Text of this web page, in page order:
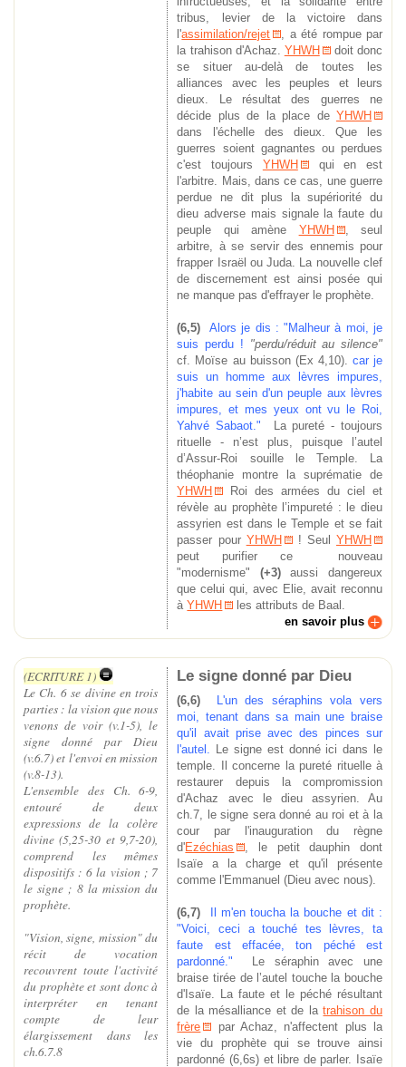
tribus, levier de la victoire dans
l'assimilation/rejet
, a été rompue par
la trahison d'Achaz. YHWH
doit donc
se situer au-delà de toutes les
alliances avec les peuples et leurs
dieux. Le résultat des guerres ne
décide plus de la place de YHWH
dans l'échelle des dieux. Que les
guerres soient gagnantes ou perdues
c'est toujours YHWH
qui en est
l'arbitre. Mais, dans ce cas, une guerre
perdue ne dit plus la supériorité du
dieu adverse mais signale la faute du
peuple qui amène YHWH
, seul
arbitre, à se servir des ennemis pour
frapper Israël ou Juda. La nouvelle clef
de discernement est ainsi posée qui
ne manque pas d'effrayer le prophète.
(6,5) Alors je dis : "Malheurà moi, je
suis perdu ! "perdu/réduit au silence"
cf. Moïse au buisson (Ex 4,10). car je
suis un homme aux lèvres impures,
j'habite au sein d'un peuple aux lèvres
impures, et mes yeux ont vu le Roi,
Yahvé Sabaot."
La pureté - toujours
rituelle - n’est plus, puisque l’autel
d’Assur-Roi souille le Temple. La
théophanie montre la suprématie de
YHWH
Roi des armées du ciel et
révèle au prophète l’impureté : le dieu
assyrien est dans le Temple et se fait
passer pour YHWH ! Seul YHWH
peut purifier ce nouveau
"modernisme" (+3)
aussi dangereux
que celui qui, avec Elie, avait reconnu
àYHWH
les attributs de Baal.
en savoir plus
(ECRITURE 1)
Le Ch. 6 se divine en trois
parties : la vision que nous
venons de voir (v.1-5), le
signe donné par Dieu
(v.6.7) et l'envoi en mission
(v.8-13).
L'ensemble des Ch. 6-9,
entouré de deux
expressions de la colère
divine (5,25-30 et 9,7-20),
comprend les mêmes
dispositifs : 6 la vision ; 7
le signe ; 8 la mission du
prophète.
"Vision, signe, mission" du
récit de vocation
recouvrent toute l'activité
du prophète et sont donc à
interpréter en tenant
compte de leur
élargissement dans les
ch.6.7.8
Le signe donné par Dieu
(6,6) L'un des séraphins vola vers
moi, tenant dans sa main une braise
qu'il avait prise avec des pinces sur
l'autel. Le signe est donné ici dans le
temple. Il concerne la pureté rituelle à
restaurer depuis la compromission
d'Achaz avec le dieu assyrien. Au
ch.7, le signe sera donné au roi et à la
cour par l'inauguration du règne
d'Ezéchias
, le petit dauphin dont
Isaïe a la charge et qu'il présente
comme l'Emmanuel (Dieu avec nous).
(6,7) Il m'en touchala bouche et dit :
"Voici, ceci a touché tes lèvres, ta
faute est effacée, ton péché est
pardonné."
Le séraphin avec une
braise tirée de l’autel touche la bouche
d'Isaïe. La faute et le péché résultant
de la mésalliance et de latrahison du
frère
par Achaz, n'affectent plus la
vie du prophète qui se trouve ainsi
pardonné (6,6s) et libre de parler. Isaïe